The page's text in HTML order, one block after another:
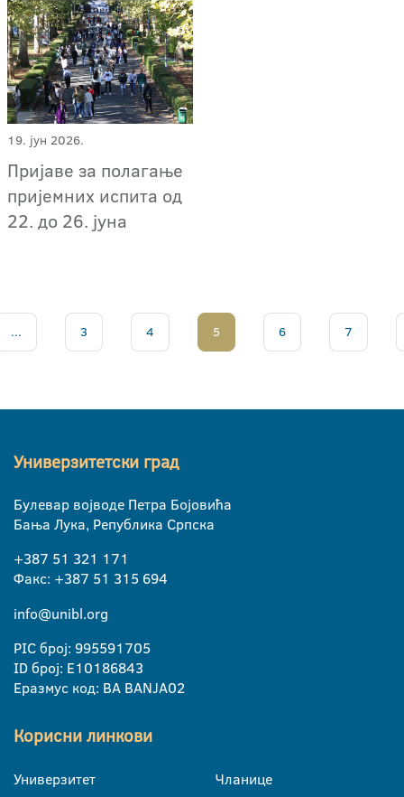
19. јун 2026.
Пријаве за полагање
пријемних испита од
22. до 26. јуна
... 3 4 5 6 7
Универзитетски град
Булевар војводе Петра Бојовића
Бања Лука, Република Српска
+387 51 321 171
Факс: +387 51 315 694
info@unibl.org
PIC број: 995591705
ID број: E10186843
Еразмус код: BA BANJA02
Корисни линкови
Универзитет Чланице